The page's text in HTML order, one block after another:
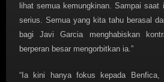
lihat semua kemungkinan. Sampai
serius. Semua yang kita tahu berasal
bagi Javi Garcia menghabiskan
berperan besar mengorbitkan ia.”
“Ia kini hanya fokus kepada